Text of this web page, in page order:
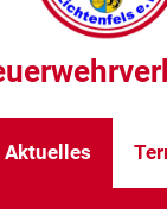
Aktuelles